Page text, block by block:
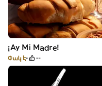
¡Ay Mi Madre!
Փակ է --